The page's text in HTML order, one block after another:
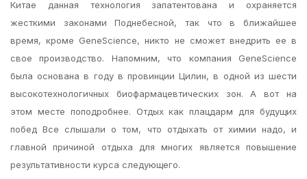
Китае данная технология запатентована и охраняется
жесткими законами Поднебесной, так что в ближайшее
время, кроме GeneScience, никто не сможет внедрить ее в
свое производство. Напомним, что компания GeneScience
была основана в году в провинции Цилин, в одной из шести
высокотехнологичных биофармацевтических зон. А вот на
этом месте поподробнее. Отдых как плацдарм для будущих
побед Все слышали о том, что отдыхать от химии надо, и
главной причиной отдыха для многих является повышение
результативности курса следующего.